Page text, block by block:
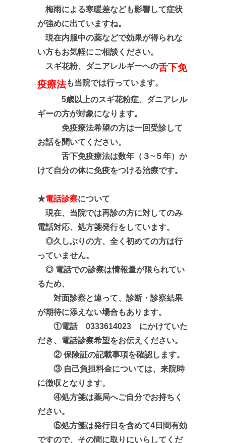
梅雨による寒暖差なども影響して症状
が強めに出ていますね。
現在内服中の薬などで効果が得られな
い方もお気軽にご相談ください。
スギ花粉、ダニアレルギーへの舌下免
疫療法も当院では行っています。
5歳以上のスギ花粉症、ダニアレル
ギーの方が対象になります。
免疫療法希望の方は一回受診して
お話を聞いてください。
舌下免疫療法は数年（３~５年）か
けて自分の体に免疫をつける治療です。
★電話診察について
現在、当院では再診の方に対してのみ
電話対応、処方箋発行をしています。
◎久しぶりの方、全く初めての方は行
っていません。
◎ 電話での診察は情報量が限られてい
るため、
対面診察と違って、診断・診察結果
が期待に添えない場合もあります。
①電話 0333614023 にかけていた
だき、電話診察希望をお伝えください。
② 保険証の記載事項を確認します。
③ 自己負担料金については、来院時
に徴収となります。
④処方箋は薬局へご自分でお持ちく
ださい。
⑤処方箋は発行日を含めて4日間有効
ですので、その間に取りにいらしてくだ